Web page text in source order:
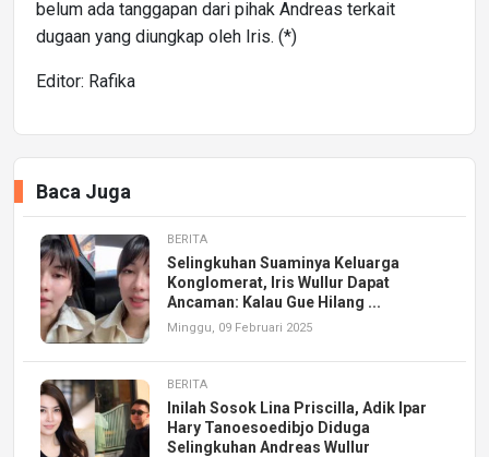
belum ada tanggapan dari pihak Andreas terkait
dugaan yang diungkap oleh Iris. (*)
Editor: Rafika
Baca Juga
BERITA
Selingkuhan Suaminya Keluarga
Konglomerat, Iris Wullur Dapat
Ancaman: Kalau Gue Hilang ...
Minggu, 09 Februari 2025
BERITA
Inilah Sosok Lina Priscilla, Adik Ipar
Hary Tanoesoedibjo Diduga
Selingkuhan Andreas Wullur